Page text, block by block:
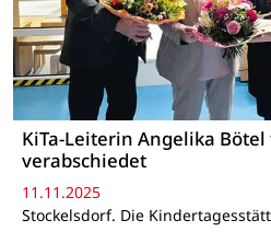
KiTa-Leiterin Angelika
verabschiedet
11.11.2025
Stockelsdorf. Die